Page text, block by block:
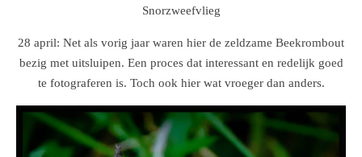
Snorzweefvlieg
28 april: Net als vorig jaar waren hier de zeldzame Beekrombout
bezig met uitsluipen. Een proces dat interessant en redelijk goed
te fotograferen is. Toch ook hier wat vroeger dan anders.